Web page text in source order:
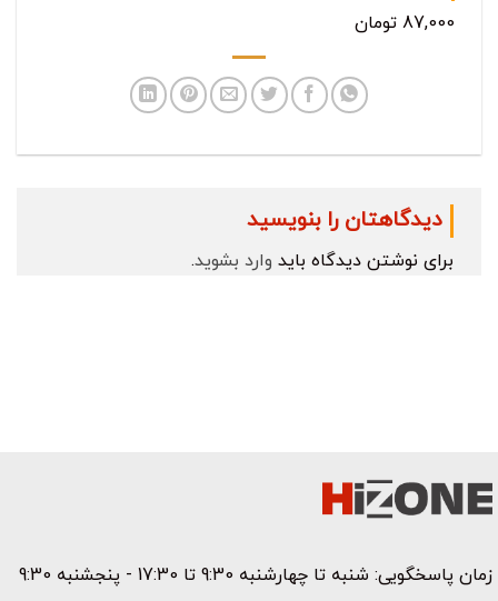
87,000 تومان
دیدگاهتان را بنویسید
برای نوشتن دیدگاه باید وارد بشوید.
زمان پاسخگویی: شنبه تا چهارشنبه 9:30 تا 17:30 - پنجشنبه 9:30